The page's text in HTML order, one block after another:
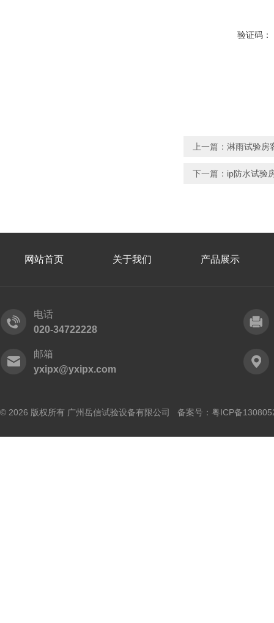
验证码：
上一篇： 淋雨试验房
下一篇： ip防水试验
网站首页 关于我们 产品展示
电话
020-34722228
邮箱
yxipx@yxipx.com
© 2026 版权所有 广州岳信试验设备有限公司 备案号： 粤ICP备